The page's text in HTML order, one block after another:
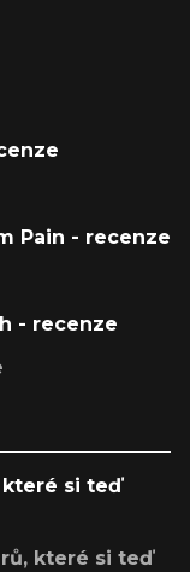
Pain - recenze
- recenze
si teď
které si teď